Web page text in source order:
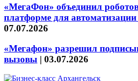
«МегаФон» объединил
платформе для
07.07.2026
«Мегафон» разрешил
вызовы | 03.07.2026